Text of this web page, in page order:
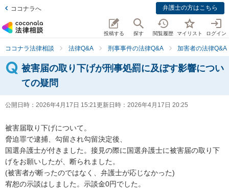
ココナラへ 弁護士の方はこちら
投稿する 探す 閲覧履歴 マイリスト ログイン
ココナラ法律相談 法律Q&A 刑事事件の法律Q&A 加害者の法律Q&A
被害届の取り下げが刑事処罰に及ぼす影響につい
ての疑問
公開日時： 2026年4月17日 15:21更新日時： 2026年4月17日 20:25
被害届取り下げについて。
脅迫罪で逮捕、勾留され勾留決定後、
国選弁護士が付きました。接見の際に国選弁護士に被害届の取り下
げをお願いしたが、断られました。
(被害者が断ったのではなく、弁護士が応じなかった)
宥恕の示談はしました。示談金0円でした。